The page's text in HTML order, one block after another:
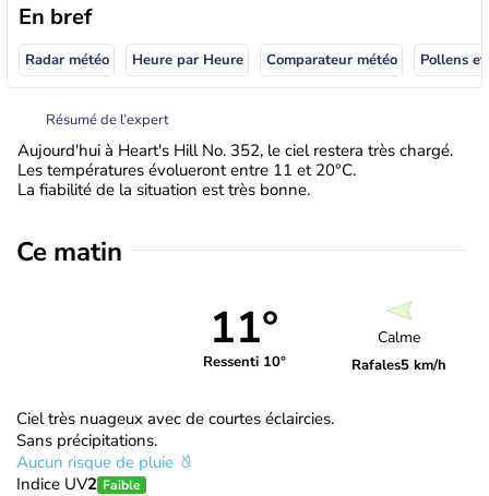
En bref
Radar météo Heure par Heure Comparateur météo Pollens
Résumé de l’expert
Aujourd'hui à Heart's Hill No. 352, le ciel restera très chargé.
Les températures évolueront entre 11 et 20°C.
La fiabilité de la situation est très bonne.
Ce matin
11°
Ressenti 10°
Calme
Rafales5 km/h
Ciel très nuageux avec de courtes éclaircies.
Sans précipitations.
Aucun risque de pluie
Indice UV2 Faible